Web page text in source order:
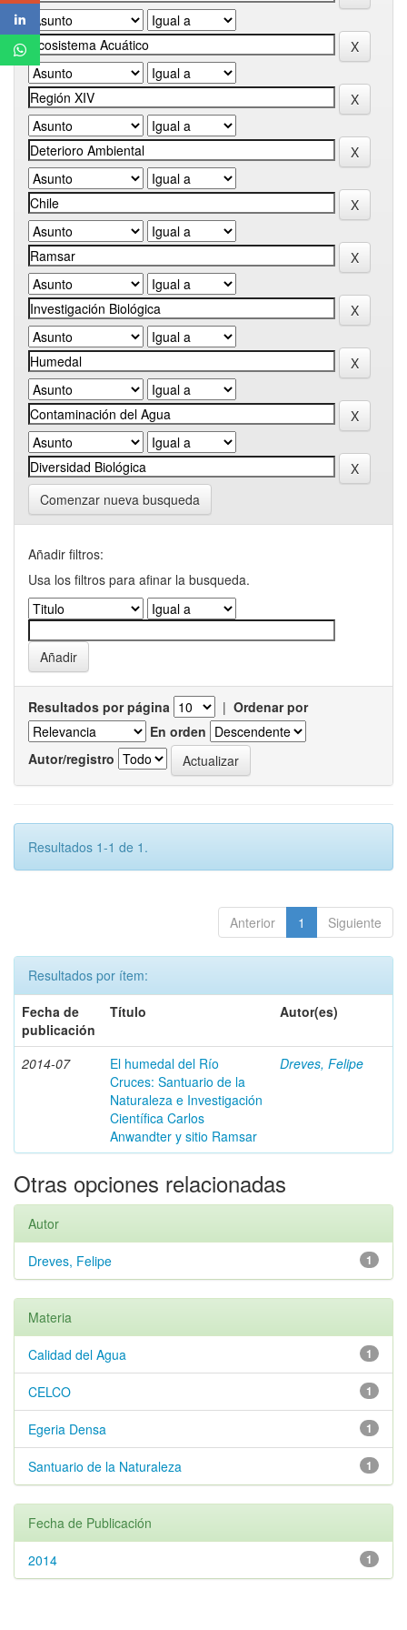
Comenzar nueva busqueda
Añadir filtros:
Usa los filtros para afinar la busqueda.
Resultados por página | Ordenar por
En orden
Autor/registro
Resultados 1-1 de 1.
Anterior 1 Siguiente
Resultados por ítem:
Fecha de
publicación
Título Autor(es)
2014-07
El humedal del Río
Cruces: Santuario de la
Naturaleza e Investigación
Científica Carlos
Anwandter y sitio Ramsar
Dreves, Felipe
Otras opciones relacionadas
Autor
1
Dreves, Felipe
Materia
1
Calidad del Agua
1
CELCO
1
Egeria Densa
1
Santuario de la Naturaleza
Fecha de Publicación
1
2014